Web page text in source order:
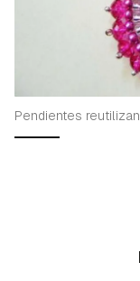
Pendientes